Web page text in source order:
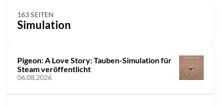
163 SEITEN
Simulation
Pigeon: A Love Story: Tauben-Simulation für
Steam veröffentlicht
06.08.2026